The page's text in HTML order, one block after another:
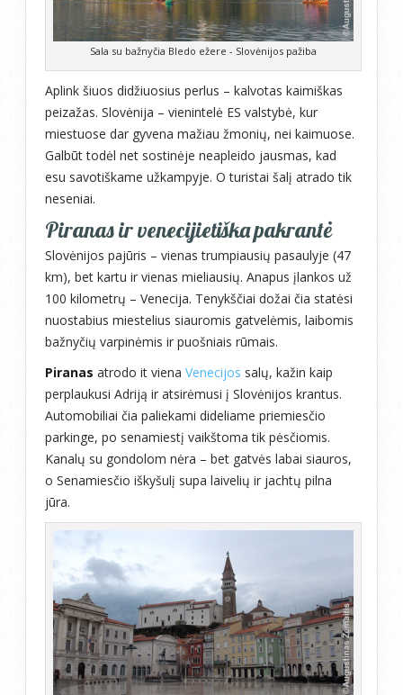
Sala su bažnyčia Bledo ežere - Slovėnijos pažiba
Aplink šiuos didžiuosius perlus – kalvotas kaimiškas
peizažas. Slovėnija – vienintelė ES valstybė, kur
miestuose dar gyvena mažiau žmonių, nei kaimuose.
Galbūt todėl net sostinėje neapleido jausmas, kad
esu savotiškame užkampyje. O turistai šalį atrado tik
neseniai.
Piranas ir venecijietiška pakrantė
Slovėnijos pajūris – vienas trumpiausių pasaulyje (47
km), bet kartu ir vienas mieliausių. Anapus įlankos už
100 kilometrų – Venecija. Tenykščiai dožai čia statėsi
nuostabius miestelius siauromis gatvelėmis, laibomis
bažnyčių varpinėmis ir puošniais rūmais.
Piranas atrodo it viena Venecijos salų, kažin kaip
perplaukusi Adriją ir atsirėmusi į Slovėnijos krantus.
Automobiliai čia paliekami dideliame priemiesčio
parkinge, po senamiestį vaikštoma tik pėsčiomis.
Kanalų su gondolom nėra – bet gatvės labai siauros,
o Senamiesčio iškyšulį supa laivelių ir jachtų pilna
jūra.